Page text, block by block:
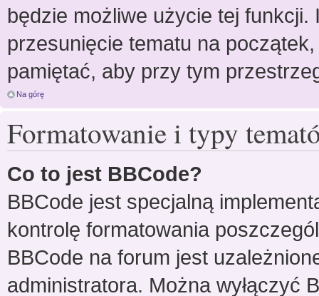
będzie możliwe użycie tej funkcji.
przesunięcie tematu na
pamiętać, aby przy tym
Na górę
Formatowanie i typy
Co to jest BBCode?
BBCode jest specjalną
kontrolę formatowania
BBCode na forum jest
administratora. Można wyłączyć